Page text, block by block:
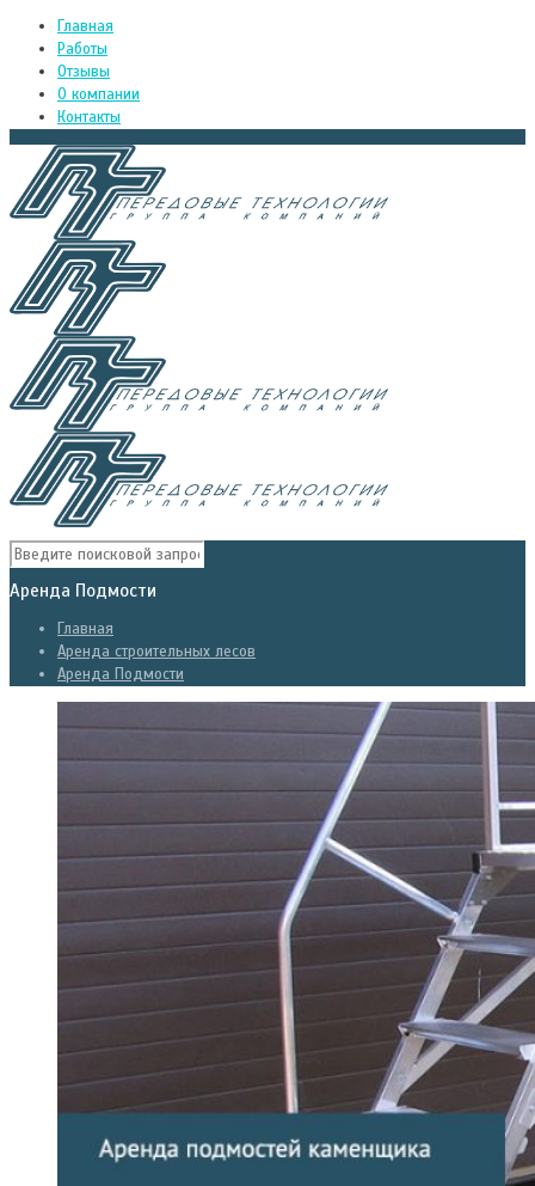
Главная
Работы
Отзывы
О компании
Контакты
Аренда Подмости
Главная
Аренда строительных лесов
Аренда Подмости